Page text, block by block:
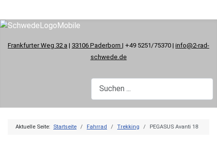
Frankfurter Weg 32 a | 33106 Paderborn | +49 5251/75370 | info@2-rad-
schwede.de
Aktuelle Seite: Startseite Fahrrad Trekking PEGASUS Avanti 18